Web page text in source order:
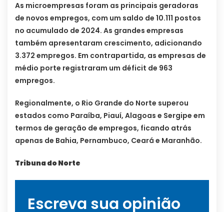
As microempresas foram as principais geradoras
de novos empregos, com um saldo de 10.111 postos
no acumulado de 2024. As grandes empresas
também apresentaram crescimento, adicionando
3.372 empregos. Em contrapartida, as empresas de
médio porte registraram um déficit de 963
empregos.
Regionalmente, o Rio Grande do Norte superou
estados como Paraíba, Piauí, Alagoas e Sergipe em
termos de geração de empregos, ficando atrás
apenas de Bahia, Pernambuco, Ceará e Maranhão.
Tribuna do Norte
Escreva sua opinião